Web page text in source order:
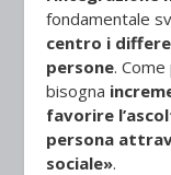
fondamentale
centro i
persone.
bisogna
favorire
persona
sociale».